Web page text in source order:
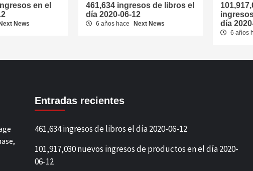
en el
Next News
461,634 ingresos de libros el
día 2020-06-12
6 años hace Next News
día
6 años
Entradas recientes
461,634 ingresos de libros el día 2020-06-12
101,917,030 nuevos ingresos de productos en el día 2020-
06-12